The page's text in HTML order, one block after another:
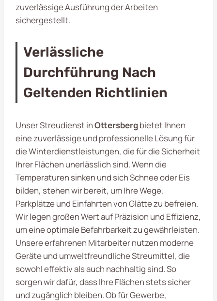
zuverlässige Ausführung der Arbeiten
sichergestellt.
Verlässliche
Durchführung Nach
Geltenden Richtlinien
Unser Streudienst inOttersbergbietet Ihnen
eine zuverlässige und professionelle Lösung für
die Winterdienstleistungen, die für die Sicherheit
Ihrer Flächen unerlässlich sind. Wenn die
Temperaturen sinken und sich Schnee oder Eis
bilden, stehen wir bereit, um Ihre Wege,
Parkplätze und Einfahrten von Glätte zu befreien.
Wir legen großen Wert auf Präzision und Effizienz,
um eine optimale Befahrbarkeit zu gewährleisten.
Unsere erfahrenen Mitarbeiter nutzen moderne
Geräte und umweltfreundliche Streumittel, die
sowohl effektiv als auch nachhaltig sind. So
sorgen wir dafür, dass Ihre Flächen stets sicher
und zugänglich bleiben. Ob für Gewerbe,